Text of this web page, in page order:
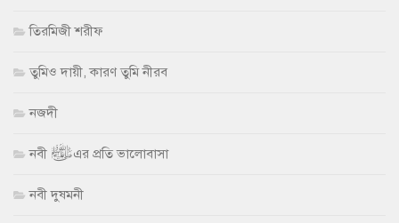
তিরমিজী শরীফ
তুমিও দায়ী, কারণ তুমি নীরব
নজদী
নবী ﷺ এর প্রতি ভালোবাসা
নবী দুষমনী